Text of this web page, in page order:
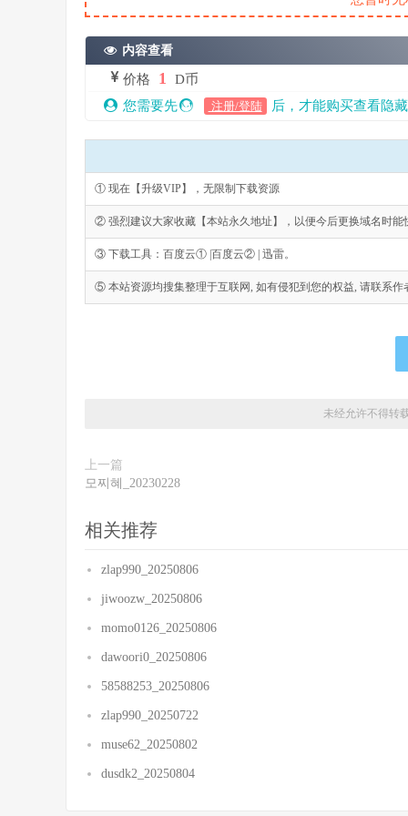
内容查看
价格 1
D币
您需要先
注册/登陆 后，才能购买查看隐
① 现在【升级VIP】，无限制下载资源
② 强烈建议大家收藏【本站永久地址】，以便今后更换域名时能
③ 下载工具：百度云① |百度云② | 迅雷。
⑤ 本站资源均搜集整理于互联网, 如有侵犯到您的权益, 请联系作
未经允许不得转
上一篇
모찌혜_20230228
相关推荐
zlap990_20250806
jiwoozw_20250806
momo0126_20250806
dawoori0_20250806
58588253_20250806
zlap990_20250722
muse62_20250802
dusdk2_20250804